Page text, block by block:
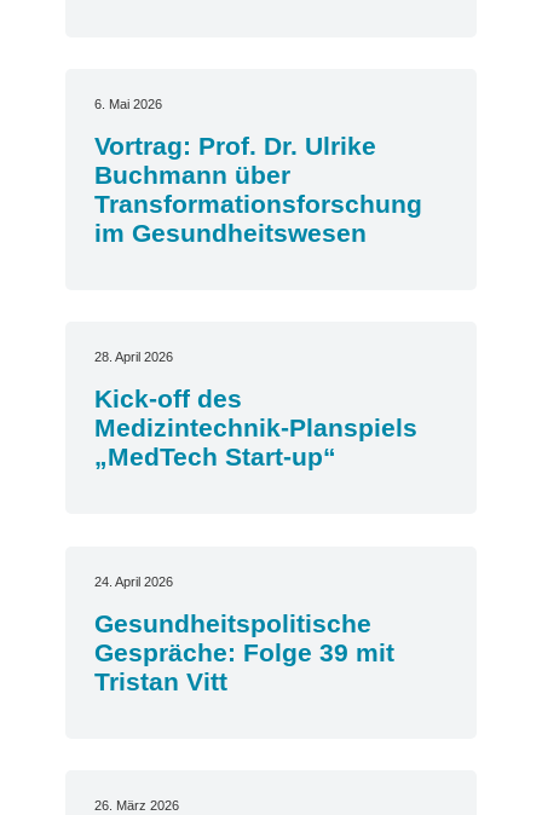
6. Mai 2026
Vortrag: Prof. Dr. Ulrike
Buchmann über
Transformationsforschung
im Gesundheitswesen
28. April 2026
Kick-off des
Medizintechnik-Planspiels
„MedTech Start-up“
24. April 2026
Gesundheitspolitische
Gespräche: Folge 39 mit
Tristan Vitt
26. März 2026